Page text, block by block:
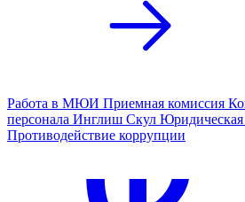
Работа в МЮИ Приемная комиссия
персонала Инглиш Скул
Противодействие коррупции